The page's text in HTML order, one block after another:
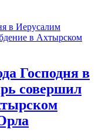
Господня в
совершил